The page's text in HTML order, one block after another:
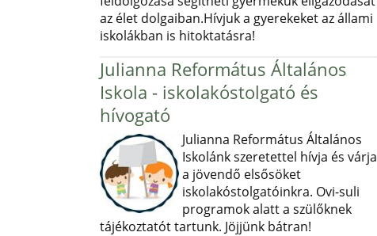
az élet dolgaiban.Hívjuk a gyerekeket az állami
iskolákban is hitoktatásra!
Julianna Református Általános
Iskola - iskolakóstolgató és
hívogató
Julianna Református Általános
Iskolánk szeretettel hívja és várja
a jövendő elsősöket
iskolakóstolgatóinkra. Ovi-suli
programok alatt a szülőknek
tájékoztatót tartunk. Jöjjünk bátran!